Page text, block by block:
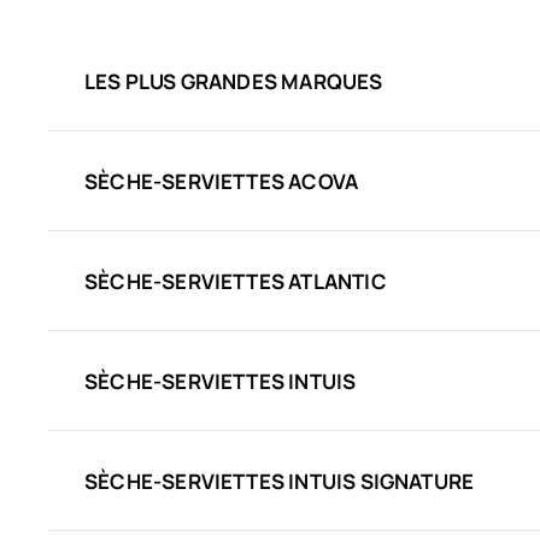
LES PLUS GRANDES MARQUES
SÈCHE-SERVIETTES ACOVA
SÈCHE-SERVIETTES ATLANTIC
SÈCHE-SERVIETTES INTUIS
SÈCHE-SERVIETTES INTUIS SIGNATURE